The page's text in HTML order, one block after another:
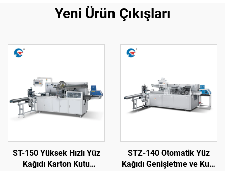
Yeni Ürün Çıkışları
ST-150 Yüksek Hızlı Yüz
Kağıdı Karton Kutu
STZ-140 Otomatik Yüz
Kağıdı Genişletme ve Kutu